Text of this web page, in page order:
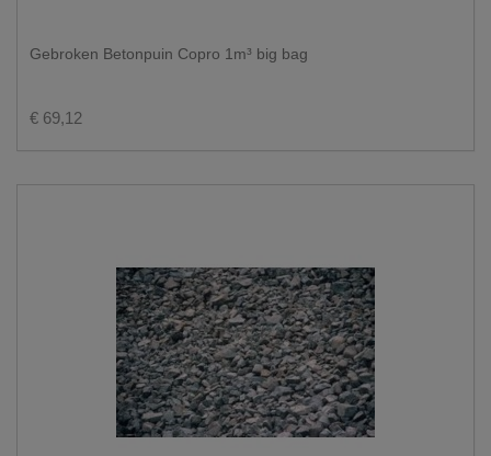
Gebroken Betonpuin Copro 1m³ big bag
€ 69,12